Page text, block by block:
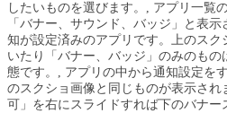
したいものを選びます。, アプリ一覧
「バナー、サウンド、バッジ」と表
知が設定済みのアプリです。上のスク
いたり「バナー、バッジ」のみのも
態です。, アプリの中から通知設定を
のスクショ画像と同じものが表示さ
可」を右にスライドすれば下のバナー